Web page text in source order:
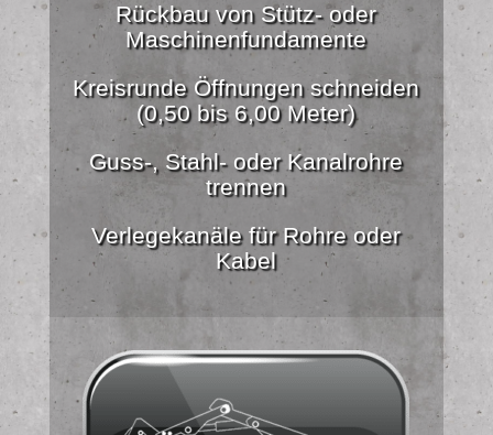
Rückbau von Stütz- oder
Maschinenfundamente
Kreisrunde Öffnungen schneiden
(0,50 bis 6,00 Meter)
Guss-, Stahl- oder Kanalrohre
trennen
Verlegekanäle für Rohre oder
Kabel